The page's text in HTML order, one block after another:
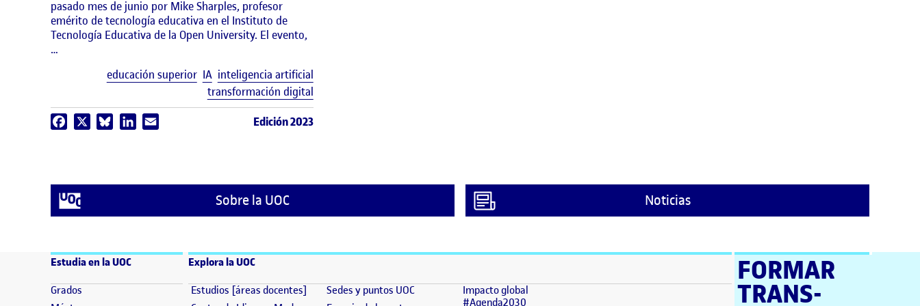
pasado mes de junio por Mike Sharples, profesor
emérito de tecnología educativa en el Instituto de
Tecnología Educativa de la Open University. El evento,
…
Etiquetas
educación superior IA inteligencia artificial
transformación digital
Facebook BlueskyLinkedIn Edición 2023
Sobre la UOC Noticias
Estudia en la UOC
Grados (se abre en nueva ventana)
Explora la UOC
Estudios [áreas docentes] (se abre en nueva ventana)
Sedes y puntos UOC(se abre en nueva ventana)
Impacto global
#Agenda2030(se abre en nueva ventana)
FORMAR
TRANS­